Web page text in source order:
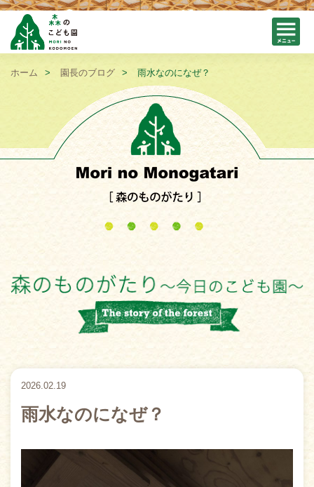
ホーム 園長のブログ 雨水なのになぜ？
2026.02.19
雨水なのになぜ？